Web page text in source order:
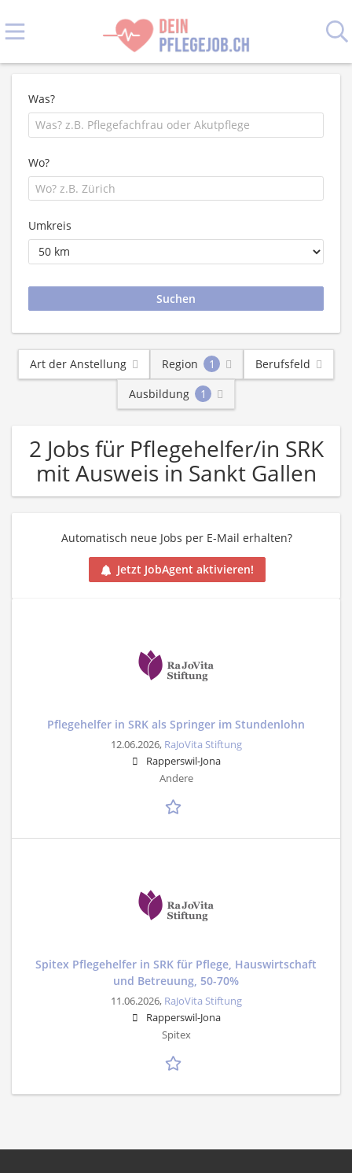
Was?
Wo?
Umkreis
Art der Anstellung Region 1
Berufsfeld
Ausbildung
1
2 Jobs für Pflegehelfer/in SRK
mit Ausweis in Sankt Gallen
Automatisch neue Jobs per E-Mail erhalten?
Jetzt JobAgent aktivieren!
Pflegehelfer in SRK als Springer im Stundenlohn
12.06.2026, RaJoVita Stiftung
Rapperswil-Jona
Andere
Spitex Pflegehelfer in SRK für Pflege, Hauswirtschaft
und Betreuung, 50-70%
11.06.2026, RaJoVita Stiftung
Rapperswil-Jona
Spitex